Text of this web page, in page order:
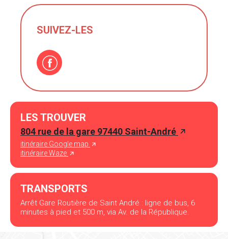
SUIVEZ-LES
LES TROUVER
804 rue de la gare 97440 Saint-André
itinéraire Google map
itinéraire Waze
TRANSPORTS
Arrêt Gare Routière de Saint André : ligne de bus, 6
minutes à pied et 500 m, via Av. de la République.